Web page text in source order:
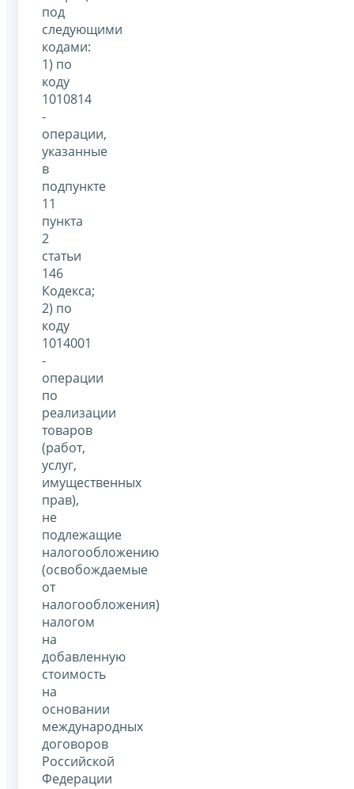
под
следующими
кодами:
1) по
коду
1010814
-
операции,
указанные
в
подпункте
11
пункта
2
статьи
146
Кодекса;
2) по
коду
1014001
-
операции
по
реализации
товаров
(работ,
услуг,
имущественных
прав),
не
подлежащие
налогообложению
(освобождаемые
от
налогообложения)
налогом
на
добавленную
стоимость
на
основании
международных
договоров
Российской
Федерации